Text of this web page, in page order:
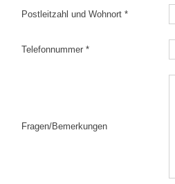
Postleitzahl und Wohnort *
Telefonnummer *
Fragen/Bemerkungen